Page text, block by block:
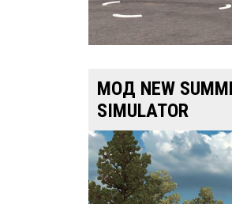
МОД NEW
SIMULATOR